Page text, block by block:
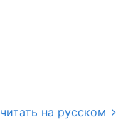
читать на русском